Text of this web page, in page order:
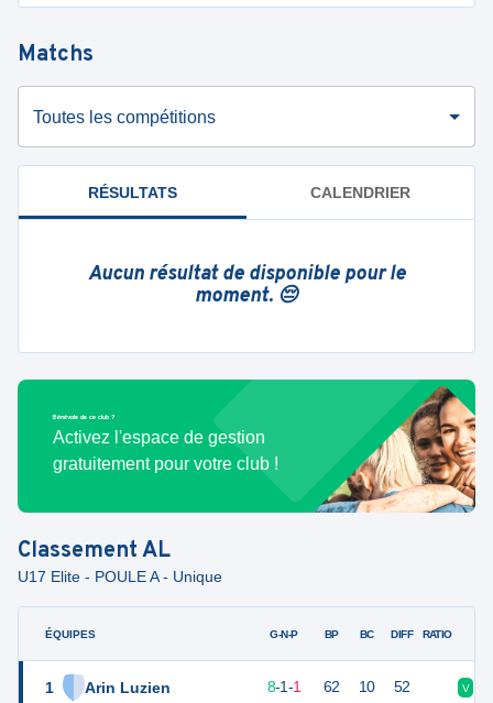
Matchs
Toutes les compétitions
RÉSULTATS CALENDRIER
Aucun résultat de disponible pour le
moment. 😔
Bénévole de ce club ?
Activez l'espace de gestion
gratuitement pour votre club !
ClassementAL
U17 Elite - POULE A - Unique
ÉQUIPES
1 Arin Luzien
G-N-P BP BC DIFF RATIO
8-1-1 62 10 52 V